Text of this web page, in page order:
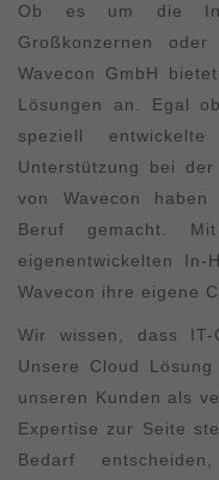
Ob es um die
Großkonzernen
Wavecon GmbH
Lösungen an. Egal
speziell
Unterstützung bei
von Wavecon
Beruf gemacht.
eigenentwickelten In-
Wavecon ihre eigene
Wir wissen, dass IT-
Unsere Cloud
unseren Kunden als
Expertise zur Seite
Bedarf